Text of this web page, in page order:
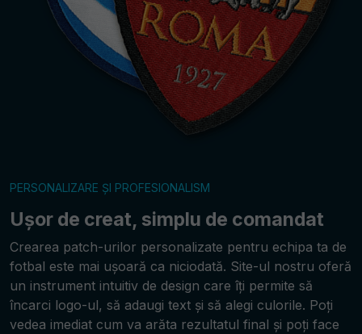
PERSONALIZARE ȘI PROFESIONALISM
Ușor de creat, simplu de comandat
Crearea patch-urilor personalizate pentru echipa ta de
fotbal este mai ușoară ca niciodată. Site-ul nostru oferă
un instrument intuitiv de design care îți permite să
încarci logo-ul, să adaugi text și să alegi culorile. Poți
vedea imediat cum va arăta rezultatul final și poți face